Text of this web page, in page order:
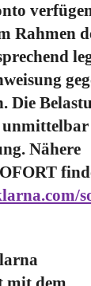
Rahmen
Die
Nähere